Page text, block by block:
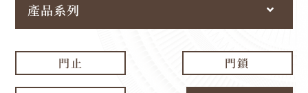
產品系列
門止 門鎖